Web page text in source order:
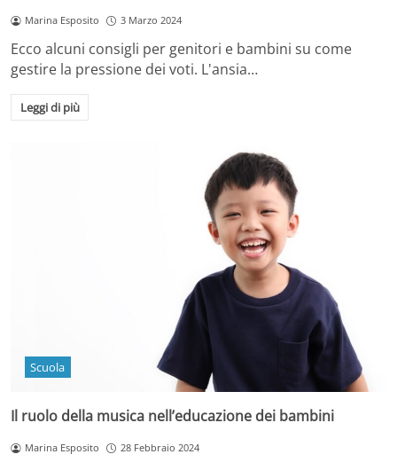
Marina Esposito 3 Marzo 2024
Ecco alcuni consigli per genitori e bambini su come
gestire la pressione dei voti. L'ansia…
Leggi di più
Scuola
Il ruolo della musica nell’educazione dei bambini
Marina Esposito 28 Febbraio 2024